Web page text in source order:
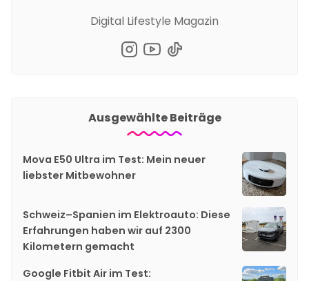
Digital Lifestyle Magazin
Ausgewählte Beiträge
Mova E50 Ultra im Test: Mein neuer
liebster Mitbewohner
Schweiz–Spanien im Elektroauto: Diese
Erfahrungen haben wir auf 2300
Kilometern gemacht
Google Fitbit Air im Test: